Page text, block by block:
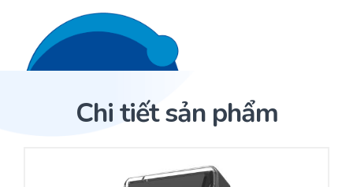
Trang ChủChi tiết sản phẩm